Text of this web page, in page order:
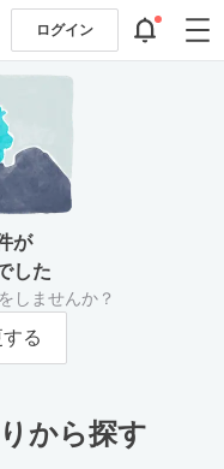
ログイン
が
した
しませんか？
る
から探す